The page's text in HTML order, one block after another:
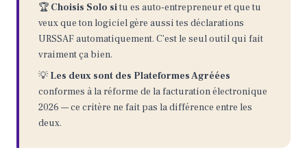
🏆 Choisis Solo situ es auto-entrepreneur et que tu
veux que ton logiciel gère aussi tes déclarations
URSSAF automatiquement. C’est le seul outil qui fait
vraiment ça bien.
💡 Les deux sont des Plateformes Agréées
conformes à la réforme de la facturation électronique
2026 — ce critère ne fait pas la différence entre les
deux.